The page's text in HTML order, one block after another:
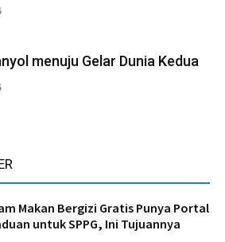
menuju Gelar Dunia Kedua
Makan Bergizi Gratis Punya Portal
untuk SPPG, Ini Tujuannya